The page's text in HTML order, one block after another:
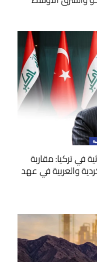
في تركيا: مقاربة
والعربية في عهد